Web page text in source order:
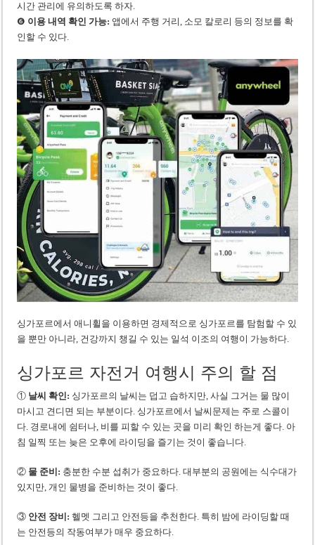
시간 관리에 유의하도록 하자.
❻ 이용 내역 확인 가능: 앱에서 주행 거리, 소모 칼로리 등의 정보를 확
인할 수 있다.
싱가포르에서 애니휠을 이용하면 경제적으로 싱가포르를 탐험할 수 있
을 뿐만 아니라, 건강까지 챙길 수 있는 일석 이조의 여행이 가능하다.
싱가포르 자전거 여행시 주의 할 점
① 날씨 확인: 싱가포르의 날씨는 덥고 습하지만, 사실 그거는 물 많이
마시고 견디면 되는 부분이다. 싱가포르에서 날씨문제는 주로 스콜이
다. 경로내에 쉼터나, 비를 피할 수 있는 곳을 미리 확인 하는게 좋다. 아
침 일찍 또는 늦은 오후에 라이딩을 즐기는 것이 좋습니다.
② 물 준비: 충분한 수분 섭취가 중요하다. 대부분의 공원에는 식수대가
있지만, 개인 물병을 준비하는 것이 좋다.
③ 안전 장비: 헬멧 그리고 안전등을 추천한다. 특히 밤에 라이딩할 때
는 안전등의 작동여부가 매우 중요하다.